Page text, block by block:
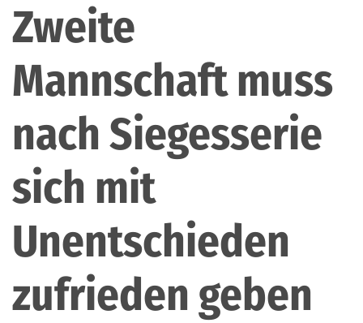
Zweite
Mannschaft muss
nach Siegesserie
sich mit
Unentschieden
zufrieden geben